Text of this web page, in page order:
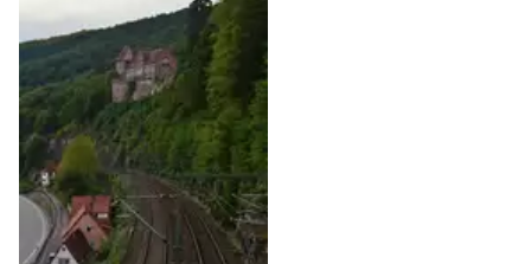
Amts- und Gerichtsgebäude
Deutschland
Bauten für die Bildung
Deutschland
Bauten für gemischte Nutzungen
Deutschland